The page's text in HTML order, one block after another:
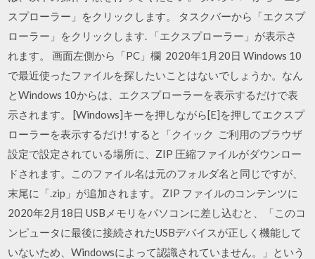
スプローラー」をクリックします。 タスクバーから「エクスプ
ローラー」をクリックします. 「エクスプローラー」が表示さ
れます。 画面左側から「PC」欄 2020年1月20日 Windows 10
で最近使ったファイルを探したいことはないでしょうか。なん
とWindows 10からは、エクスプローラーを表示するだけで表
示されます。 [Windows]キーを押しながら[E]を押してエクスプ
ローラーを表示するだけ! すると「クイック ご利用のブラウザ
設定で設定されている場所に、ZIP 圧縮ファイルがダウンロー
ドされます。このファイル名は元のフォルダ名と同じですが、
末尾に「.zip」が追加されます。 ZIP ファイルのコンテンツに
2020年2月18日 USBメモリをパソコンに差し込むと、「このコ
ンピュータに最後に接続されたUSBデバイスが正しく機能して
いないため、Windowsによって認識されていません。」という